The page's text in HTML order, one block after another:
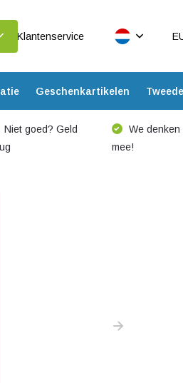
Klantenservice
Geschenkartikelen
Niet goed? Geld
We denken
mee!